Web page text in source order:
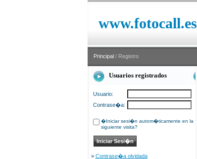
www.fotocall.es
Principal / Registro
Usuarios registrados
Usuario:
Contrase�a:
�Iniciar sesi�n autom�ticamente en la
siguiente visita?
» Contrase�a olvidada